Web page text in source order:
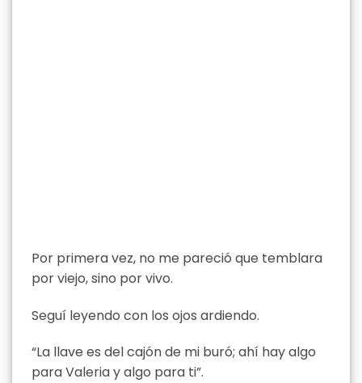
Por primera vez, no me pareció que temblara
por viejo, sino por vivo.
Seguí leyendo con los ojos ardiendo.
“La llave es del cajón de mi buró; ahí hay algo
para Valeria y algo para ti”.